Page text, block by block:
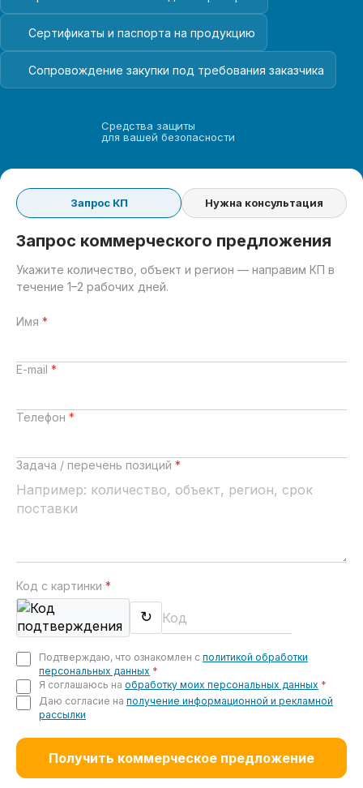
Сертификаты и паспорта на продукцию
Сопровождение закупки под требования заказчика
Средства защиты
для вашей безопасности
Запрос КП Нужна консультация
Запрос коммерческого предложения
Укажите количество, объект и регион — направим КП в
течение 1–2 рабочих дней.
Имя *
E-mail *
Телефон *
Задача / перечень позиций *
Код с картинки *
↻
Подтверждаю, что ознакомлен с политикой обработки
персональных данных *
Я соглашаюсь на обработку моих персональных данных *
Даю согласие на получение информационной и рекламной
рассылки
Получить коммерческое предложение